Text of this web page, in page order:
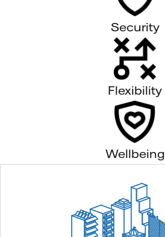
Security
Flexibility
Wellbeing